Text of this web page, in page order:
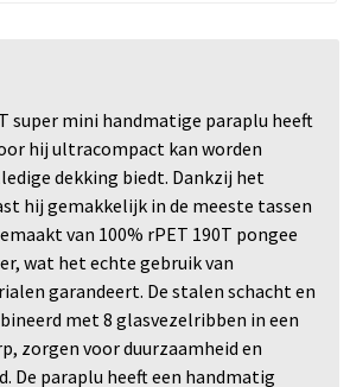
super mini handmatige paraplu heeft
hij ultracompact kan worden
dekking biedt. Dankzij het
hij gemakkelijk in de meeste tassen
van 100% rPET 190T pongee
wat het echte gebruik van
garandeert. De stalen schacht en
met 8 glasvezelribben in een
zorgen voor duurzaamheid en
De paraplu heeft een handmatig